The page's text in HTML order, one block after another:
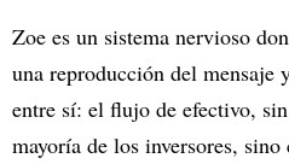
Zoe es un sistema nervioso
una reproducción del mensaje
entre sí: el flujo de efectivo,
mayoría de los inversores, sino